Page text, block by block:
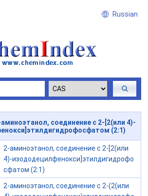
Russian
соединение с 2-[2(или 4)-
(2:1)
2-аминоэтанол, соединение с 2-[2(или
4)-изододецилфенокси]этилдигидрофо
сфатом (2:1)
2-аминоэтанол, соединение с 2-(2(или